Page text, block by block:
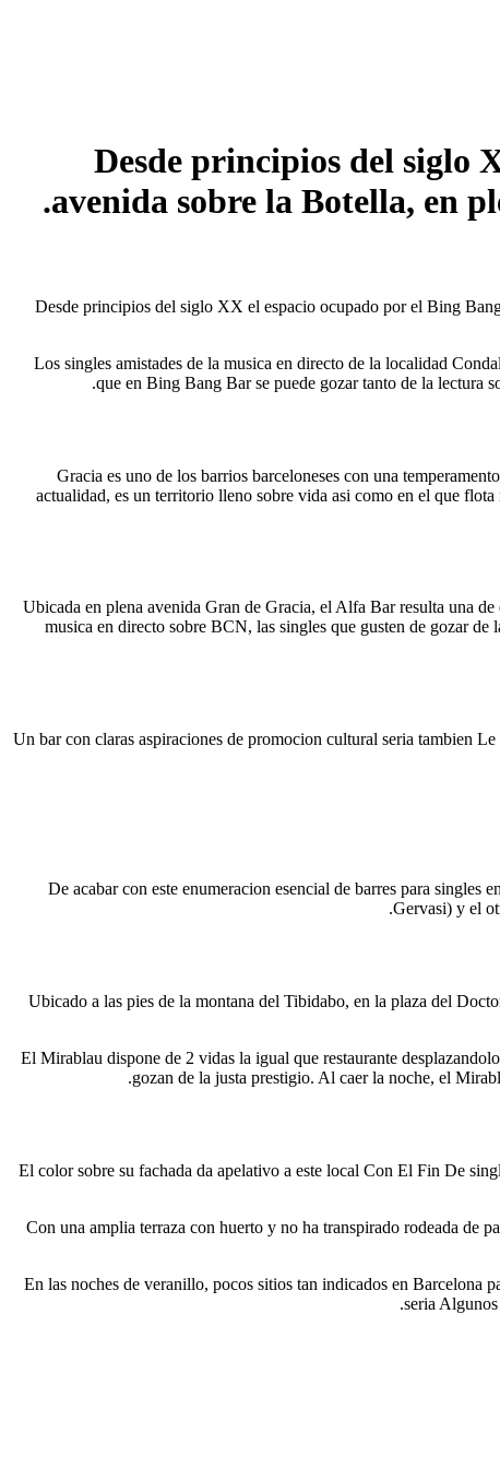
Desde principios del siglo
avenida sobre la Botella, en
Desde principios del siglo XX el espacio ocupado por el Bing
Los singles amistades de la musica en directo de la localidad
que en Bing Bang Bar se puede gozar tanto de la lectura
Gracia es uno de los barrios barceloneses con una
actualidad, es un territorio lleno sobre vida asi­ como en el que
Ubicada en plena avenida Gran de Gracia, el Alfa Bar resulta una
musica en directo sobre BCN, las singles que gusten de gozar
Un bar con claras aspiraciones de promocion cultural seri­a tambien
De acabar con este enumeracion esencial de barres para
Gervasi) y el
Ubicado a las pies de la montana del Tibidabo, en la plaza del
El Mirablau dispone de 2 vidas la igual que restaurante
gozan de la justa prestigio. Al caer la noche, el
El color sobre su fachada da apelativo a este local Con El Fin De
Con una amplia terraza con huerto y no ha transpirado rodeada de
En las noches de veranillo, pocos sitios tan indicados en Barcelona
seri­a